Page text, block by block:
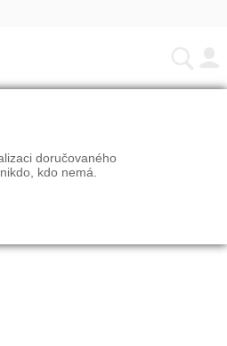
doručovaného
kdo nemá.